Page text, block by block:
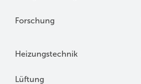
Forschung
Heizungstechnik
Lüftung